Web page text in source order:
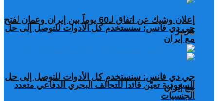
جي دي فانس: سنستخدم كل الأدوات للتوصل إلى حل
مع إيران
السعودية تعيّن قائداً للتحالف البحري الدفاعي متعدد
الجنسيات
إعلان وشيك عن اتفاق لـ60 يوماً بين إيران وعمان لفتح
هرمز
جي دي فانس: سنستخدم كل الأدوات للتوصل إلى حل
مع إيران